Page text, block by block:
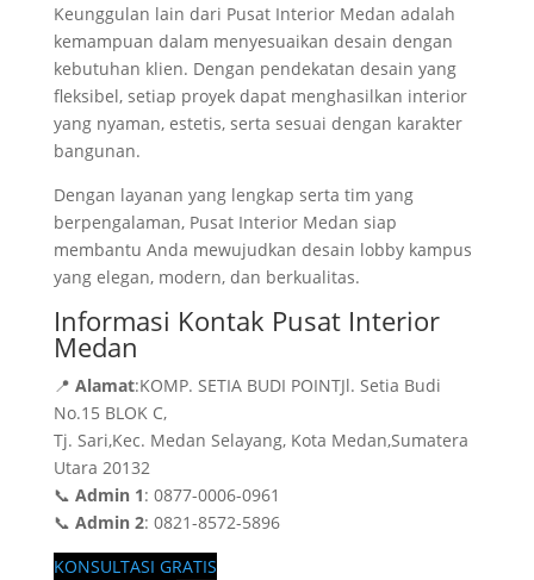
Keunggulan lain dari Pusat Interior Medan adalah
kemampuan dalam menyesuaikan desain dengan
kebutuhan klien. Dengan pendekatan desain yang
fleksibel, setiap proyek dapat menghasilkan interior
yang nyaman, estetis, serta sesuai dengan karakter
bangunan.
Dengan layanan yang lengkap serta tim yang
berpengalaman, Pusat Interior Medan siap
membantu Anda mewujudkan desain lobby kampus
yang elegan, modern, dan berkualitas.
Informasi Kontak Pusat Interior
Medan
📍 Alamat:KOMP. SETIA BUDI POINTJl. Setia Budi
No.15 BLOK C,
Tj. Sari,Kec. Medan Selayang, Kota Medan,Sumatera
Utara 20132
📞 Admin 1: 0877-0006-0961
📞 Admin 2: 0821-8572-5896
KONSULTASI GRATIS